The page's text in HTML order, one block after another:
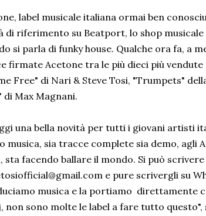
label musicale italiana ormai ben
di riferimento su Beatport, lo shop
si parla di funky house. Qualche ora fa, a
firmate Acetone tra le più dieci più
Free" di Nari & Steve Tosi, "Trumpets"
di Max Magnani.
una bella novità per tutti i giovani artisti
musica, sia tracce complete sia demo, agli
sta facendo ballare il mondo. Si può
e pure scrivergli su
musica e la portiamo direttamente
non sono molte le label a fare tutto